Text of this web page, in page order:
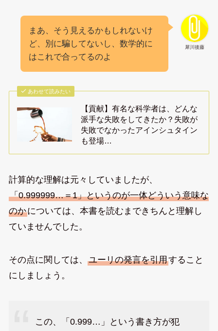
犀川後藤
まあ、そう見えるかもしれないけ
ど、別に騙してないし、数学的に
はこれで合ってるのよ
あわせて読みたい
【貢献】有名な科学者は、どんな
派手な失敗をしてきたか？失敗が
失敗でなかったアインシュタイン
も登場…
計算的な理解は元々していましたが、
「0.999999…＝1」というのが一体どういう意味な
のかについては、本書を読むまできちんと理解し
ていませんでした。
その点に関しては、 ユーリの発言を引用すること
にしましょう。
この、「0.999…」という書き方が犯